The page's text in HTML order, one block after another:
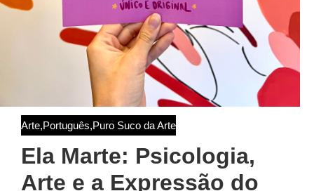
Arte,Português,Puro Suco da Arte
Ela Marte: Psicologia,
Arte e a Expressão do